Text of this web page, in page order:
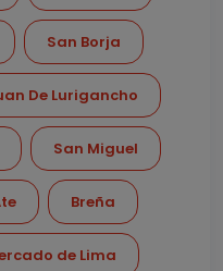
San Borja
De Lurigancho
San Miguel
Breña
de Lima